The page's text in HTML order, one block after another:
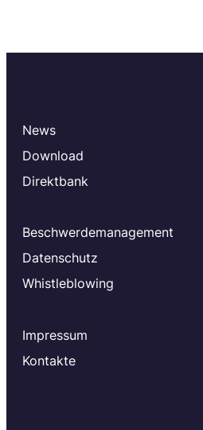
News
Download
Direktbank
Beschwerdemanagement
Datenschutz
Whistleblowing
Impressum
Kontakte